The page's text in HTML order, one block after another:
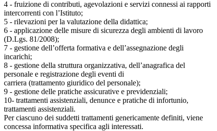
4 - fruizione di contributi, agevolazioni e servizi connessi ai rapporti
intercorrenti con l’Istituto;
5 - rilevazioni per la valutazione della didattica;
6 - applicazione delle misure di sicurezza degli ambienti di lavoro
(D.Lgs. 81/2008);
7 - gestione dell’offerta formativa e dell’assegnazione degli
incarichi;
8 - gestione della struttura organizzativa, dell’anagrafica del
personale e registrazione degli eventi di
carriera (trattamento giuridico del personale);
9 - gestione delle pratiche assicurative e previdenziali;
10- trattamenti assistenziali, denunce e pratiche di infortunio,
trattamenti assistenziali.
Per ciascuno dei suddetti trattamenti genericamente definiti, viene
concessa informativa specifica agli interessati.